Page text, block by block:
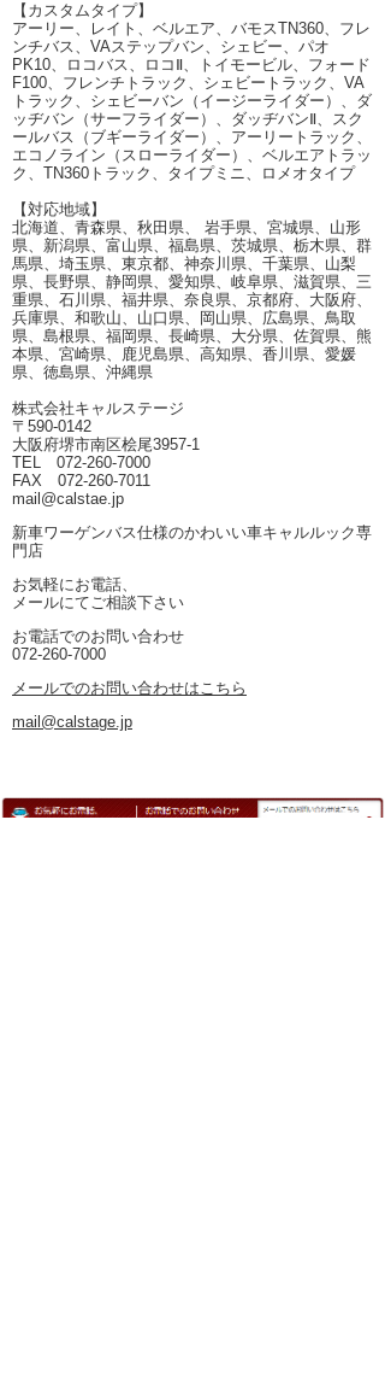
【カスタムタイプ】
アーリー、レイト、ベルエア、バモスTN360、フレ
ンチバス、VAステップバン、シェビー、パオ
PK10、ロコバス、ロコⅡ、トイモービル、フォード
F100、フレンチトラック、シェビートラック、VA
トラック、シェビーバン（イージーライダー）、ダ
ッヂバン（サーフライダー）、ダッヂバンⅡ、スク
ールバス（ブギーライダー）、アーリートラック、
エコノライン（スローライダー）、ベルエアトラッ
ク、TN360トラック、タイプミニ、ロメオタイプ
【対応地域】
北海道、青森県、秋田県、 岩手県、宮城県、山形
県、新潟県、富山県、福島県、茨城県、栃木県、群
馬県、埼玉県、東京都、神奈川県、千葉県、山梨
県、長野県、静岡県、愛知県、岐阜県、滋賀県、三
重県、石川県、福井県、奈良県、京都府、大阪府、
兵庫県、和歌山、山口県、岡山県、広島県、鳥取
県、島根県、福岡県、長崎県、大分県、佐賀県、熊
本県、宮崎県、鹿児島県、高知県、香川県、愛媛
県、徳島県、沖縄県
株式会社キャルステージ
〒590-0142
大阪府堺市南区桧尾3957-1
TEL 072-260-7000
FAX 072-260-7011
mail@calstae.jp
新車ワーゲンバス仕様のかわいい車キャルルック専
門店
お気軽にお電話、
メールにてご相談下さい
お電話でのお問い合わせ
072-260-7000
メールでのお問い合わせはこちら
mail@calstage.jp